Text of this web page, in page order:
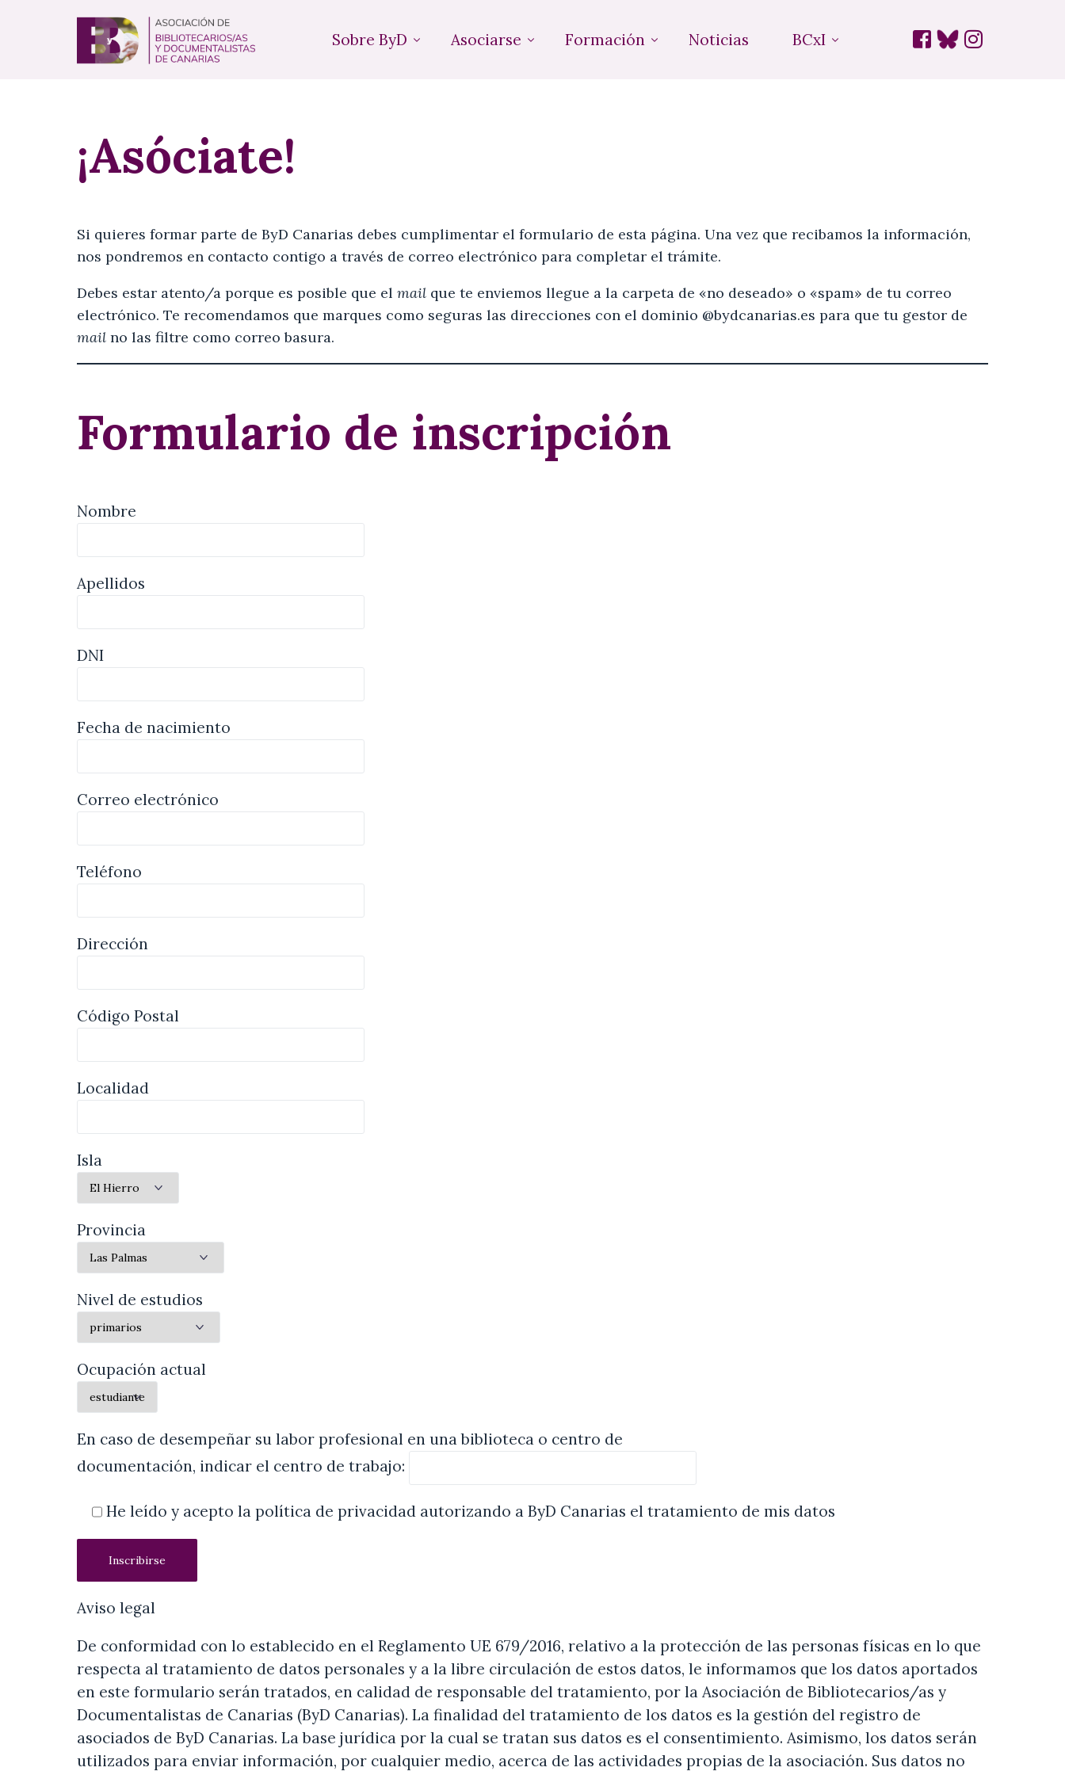
Sobre ByD Asociarse Formación Noticias BCxI
¡Asóciate!
Si quieres formar parte de ByD Canarias debes cumplimentar el formulario de esta página. Una vez que recibamos la información,
nos pondremos en contacto contigo a través de correo electrónico para completar el trámite.
Debes estar atento/a porque es posible que el mail que te enviemos llegue a la carpeta de «no deseado» o «spam» de tu correo
electrónico. Te recomendamos que marques como seguras las direcciones con el dominio @bydcanarias.es para que tu gestor de
mail no las filtre como correo basura.
Formulario de inscripción
Nombre
Apellidos
DNI
Fecha de nacimiento
Correo electrónico
Teléfono
Dirección
Código Postal
Localidad
Isla
Provincia
Nivel de estudios
Ocupación actual
En caso de desempeñar su labor profesional en una biblioteca o centro de
documentación, indicar el centro de trabajo:
He leído y acepto la política de privacidad autorizando a ByD Canarias el tratamiento de mis datos
Aviso legal
De conformidad con lo establecido en el Reglamento UE 679/2016, relativo a la protección de las personas físicas en lo que
respecta al tratamiento de datos personales y a la libre circulación de estos datos, le informamos que los datos aportados
en este formulario serán tratados, en calidad de responsable del tratamiento, por la Asociación de Bibliotecarios/as y
Documentalistas de Canarias (ByD Canarias). La finalidad del tratamiento de los datos es la gestión del registro de
asociados de ByD Canarias. La base jurídica por la cual se tratan sus datos es el consentimiento. Asimismo, los datos serán
utilizados para enviar información, por cualquier medio, acerca de las actividades propias de la asociación. Sus datos no